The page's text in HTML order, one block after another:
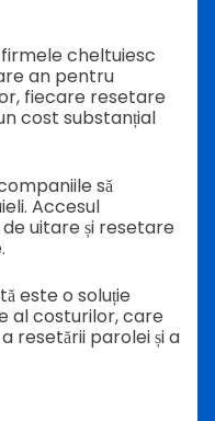
cheltuiesc
an pentru
fiecare resetare
cost substanțial
să
Accesul
uitare și resetare
este o soluție
al costurilor, care
resetării parolei și a